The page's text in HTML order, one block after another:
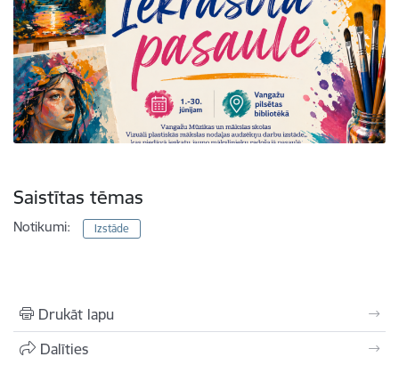
Saistītas tēmas
Notikumi: Izstāde
Drukāt lapu
Dalīties